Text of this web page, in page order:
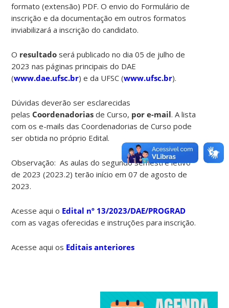
formato (extensão) PDF. O envio do Formulário de
inscrição e da documentação em outros formatos
inviabilizará a inscrição do candidato.
O resultadoserá publicado no dia 05 de julho de
2023 nas páginas principais do DAE
(www.dae.ufsc.br) e da UFSC (www.ufsc.br).
Dúvidas deverão ser esclarecidas
pelas Coordenadorias de Curso, por e-mail. A lista
com os e-mails das Coordenadorias de Curso pode
ser obtida no próprio Edital.
Observação: As aulas do segundo semestre letivo
de 2023 (2023.2) terão início em 07 de agosto de
2023.
Acesse aqui o Edital nº 13/2023/DAE/PROGRAD
com as vagas oferecidas e instruções para inscrição.
Acesse aqui os Editais anteriores